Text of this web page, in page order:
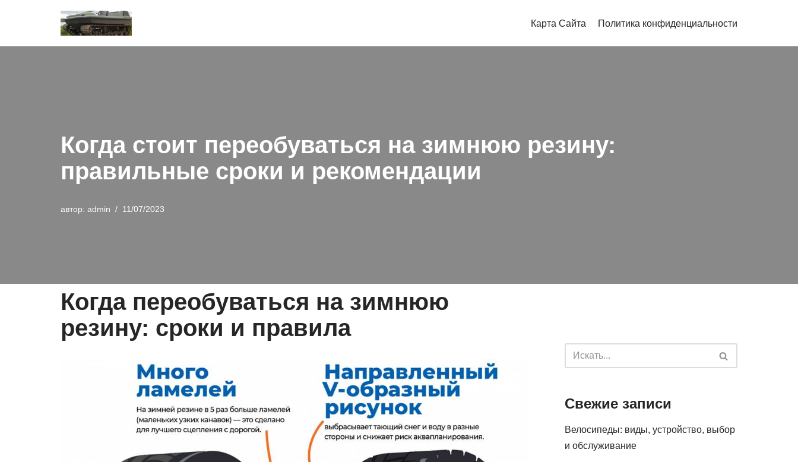
к
Карта Сайта Политика конфиденциальности
Когда стоит переобуваться на зимнюю резину:
правильные сроки и рекомендации
автор: admin 11/07/2023
Когда переобуваться на зимнюю
резину: сроки и правила
Свежие записи
Велосипеды: виды, устройство, выбор
и обслуживание